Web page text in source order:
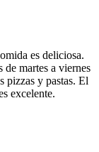
es deliciosa.
martes a viernes
pizzas y pastas. El
excelente.